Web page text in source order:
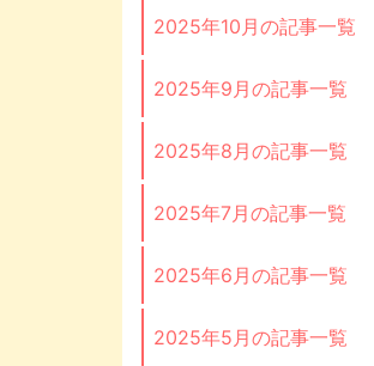
2025年10月の記事一覧
2025年9月の記事一覧
2025年8月の記事一覧
2025年7月の記事一覧
2025年6月の記事一覧
2025年5月の記事一覧